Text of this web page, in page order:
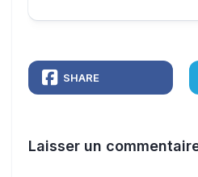
SHARE
Laisser un